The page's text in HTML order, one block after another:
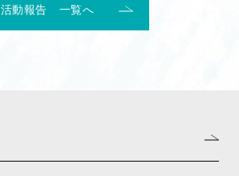
活動報告 一覧へ